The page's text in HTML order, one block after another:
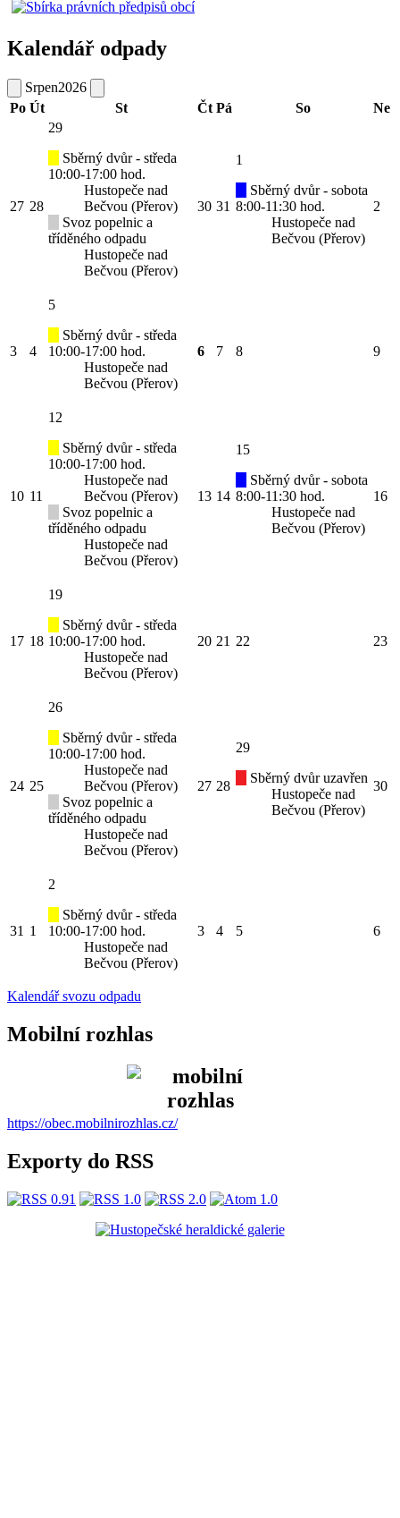
Kalendář odpady
Srpen2026
Po Út St Čt Pá So Ne
27 28
29
Sběrný dvůr - středa
10:00-17:00 hod.
Hustopeče nad
Bečvou (Přerov)
Svoz popelnic a
tříděného odpadu
Hustopeče nad
Bečvou (Přerov)
30 31
1
Sběrný dvůr - sobota
8:00-11:30 hod.
Hustopeče nad
Bečvou (Přerov)
2
3 4
5
Sběrný dvůr - středa
10:00-17:00 hod.
Hustopeče nad
Bečvou (Přerov)
6 7 8 9
10 11
12
Sběrný dvůr - středa
10:00-17:00 hod.
Hustopeče nad
Bečvou (Přerov)
Svoz popelnic a
tříděného odpadu
Hustopeče nad
Bečvou (Přerov)
13 14
15
Sběrný dvůr - sobota
8:00-11:30 hod.
Hustopeče nad
Bečvou (Přerov)
16
17 18
19
Sběrný dvůr - středa
10:00-17:00 hod.
Hustopeče nad
Bečvou (Přerov)
20 21 22 23
24 25
26
Sběrný dvůr - středa
10:00-17:00 hod.
Hustopeče nad
Bečvou (Přerov)
Svoz popelnic a
tříděného odpadu
Hustopeče nad
Bečvou (Přerov)
27 28
29
Sběrný dvůr uzavřen
Hustopeče nad
Bečvou (Přerov)
30
31 1
2
Sběrný dvůr - středa
10:00-17:00 hod.
Hustopeče nad
Bečvou (Přerov)
3 4 5 6
Kalendář svozu odpadu
Mobilní rozhlas
https://obec.mobilnirozhlas.cz/
Exporty do RSS